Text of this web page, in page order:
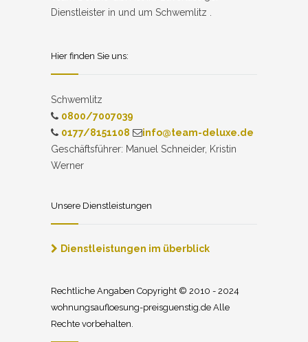
Dienstleister in und um Schwemlitz .
Hier finden Sie uns:
Schwemlitz
0800/7007039
0177/8151108
info@team-deluxe.de
Geschäftsführer: Manuel Schneider, Kristin
Werner
Unsere Dienstleistungen
Dienstleistungen im überblick
Rechtliche Angaben Copyright © 2010 - 2024
wohnungsaufloesung-preisguenstig.de Alle
Rechte vorbehalten.